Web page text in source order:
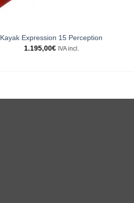
Kayak Expression 15 Perception
1.195,00€ IVA incl.